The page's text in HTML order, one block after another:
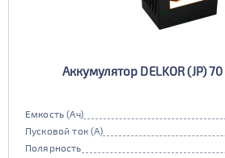
Аккумулятор DELKOR (JP)
Емкость (Ач)
Пусковой ток (А)
Полярность